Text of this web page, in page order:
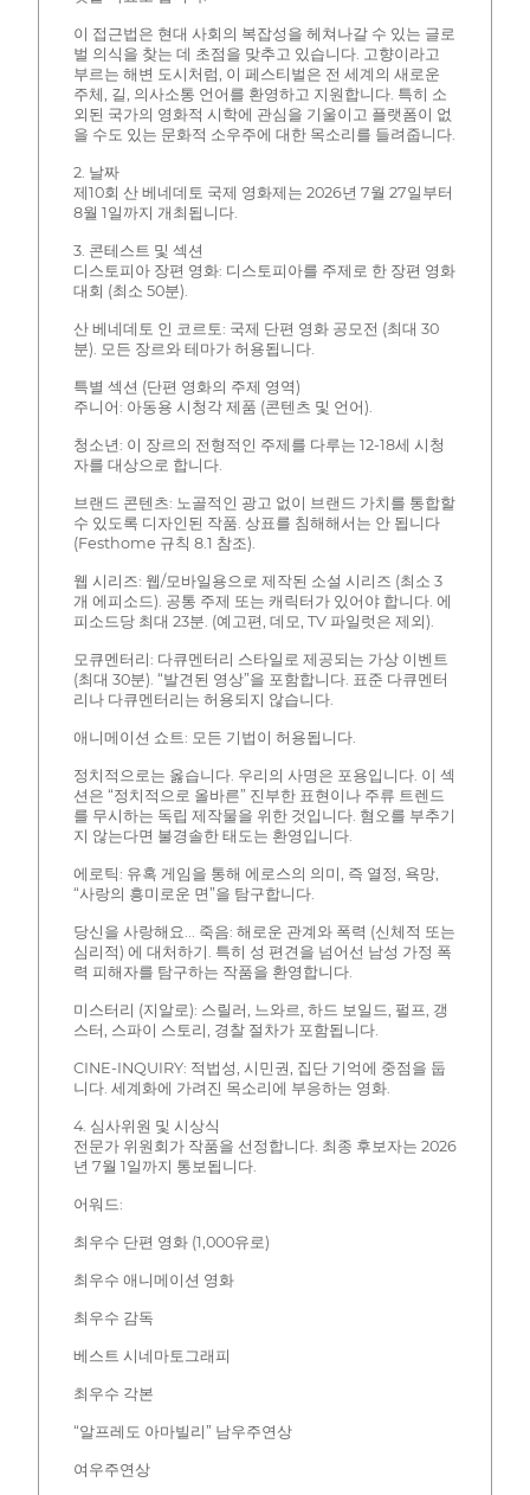
이 접근법은 현대 사회의 복잡성을 헤쳐나갈 수 있는 글로
벌 의식을 찾는 데 초점을 맞추고 있습니다. 고향이라고
부르는 해변 도시처럼, 이 페스티벌은 전 세계의 새로운
주체, 길, 의사소통 언어를 환영하고 지원합니다. 특히 소
외된 국가의 영화적 시학에 관심을 기울이고 플랫폼이 없
을 수도 있는 문화적 소우주에 대한 목소리를 들려줍니다.
2. 날짜
제10회 산 베네데토 국제 영화제는 2026년 7월 27일부터
8월 1일까지 개최됩니다.
3. 콘테스트 및 섹션
디스토피아 장편 영화: 디스토피아를 주제로 한 장편 영화
대회 (최소 50분).
산 베네데토 인 코르토: 국제 단편 영화 공모전 (최대 30
분). 모든 장르와 테마가 허용됩니다.
특별 섹션 (단편 영화의 주제 영역)
주니어: 아동용 시청각 제품 (콘텐츠 및 언어).
청소년: 이 장르의 전형적인 주제를 다루는 12-18세 시청
자를 대상으로 합니다.
브랜드 콘텐츠: 노골적인 광고 없이 브랜드 가치를 통합할
수 있도록 디자인된 작품. 상표를 침해해서는 안 됩니다
(Festhome 규칙 8.1 참조).
웹 시리즈: 웹/모바일용으로 제작된 소설 시리즈 (최소 3
개 에피소드). 공통 주제 또는 캐릭터가 있어야 합니다. 에
피소드당 최대 23분. (예고편, 데모, TV 파일럿은 제외).
모큐멘터리: 다큐멘터리 스타일로 제공되는 가상 이벤트
(최대 30분). “발견된 영상”을 포함합니다. 표준 다큐멘터
리나 다큐멘터리는 허용되지 않습니다.
애니메이션 쇼트: 모든 기법이 허용됩니다.
정치적으로는 옳습니다. 우리의 사명은 포용입니다. 이 섹
션은 “정치적으로 올바른” 진부한 표현이나 주류 트렌드
를 무시하는 독립 제작물을 위한 것입니다. 혐오를 부추기
지 않는다면 불경솔한 태도는 환영입니다.
에로틱: 유혹 게임을 통해 에로스의 의미, 즉 열정, 욕망,
“사랑의 흥미로운 면”을 탐구합니다.
당신을 사랑해요... 죽음: 해로운 관계와 폭력 (신체적 또는
심리적) 에 대처하기. 특히 성 편견을 넘어선 남성 가정 폭
력 피해자를 탐구하는 작품을 환영합니다.
미스터리 (지알로): 스릴러, 느와르, 하드 보일드, 펄프, 갱
스터, 스파이 스토리, 경찰 절차가 포함됩니다.
CINE-INQUIRY: 적법성, 시민권, 집단 기억에 중점을 둡
니다. 세계화에 가려진 목소리에 부응하는 영화.
4. 심사위원 및 시상식
전문가 위원회가 작품을 선정합니다. 최종 후보자는 2026
년 7월 1일까지 통보됩니다.
어워드:
최우수 단편 영화 (1,000유로)
최우수 애니메이션 영화
최우수 감독
베스트 시네마토그래피
최우수 각본
“알프레도 아마빌리” 남우주연상
여우주연상